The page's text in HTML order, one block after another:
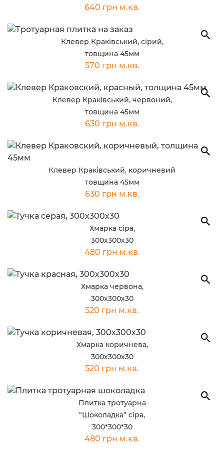
640 грн м.кв.
Клевер Краківський, сірий,
товщина 45мм
570 грн м.кв.
Клевер Краківський, червоний,
товщина 45мм
630 грн м.кв.
Клевер Краківський, коричневий
товщина 45мм
630 грн м.кв.
Хмарка сіра,
300х300х30
480 грн м.кв.
Хмарка червона,
300х300х30
520 грн м.кв.
Хмарка коричнева,
300х300х30
520 грн м.кв.
Плитка тротуарна
“Шоколадка” сіра,
300*300*30
480 грн м.кв.